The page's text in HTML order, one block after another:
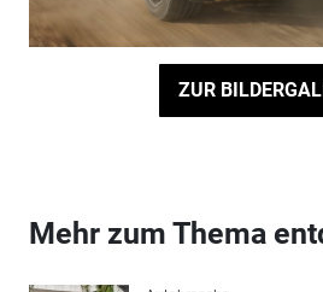
ZUR
Mehr zum Thema